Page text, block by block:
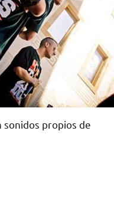
propios de